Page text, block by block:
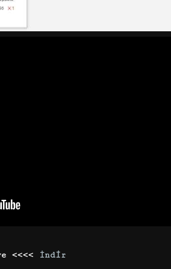
<<<< İndir